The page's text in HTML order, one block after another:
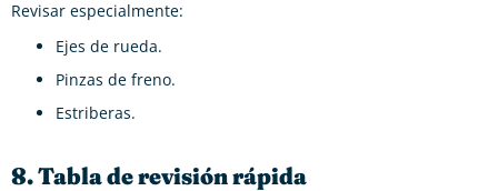
Revisar especialmente:
Ejes de rueda.
Pinzas de freno.
Estriberas.
8. Tabla de revisión rápida